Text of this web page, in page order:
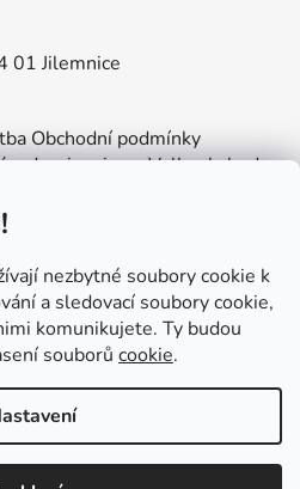
nezbytné soubory cookie k
a sledovací soubory cookie,
komunikujete. Ty budou
souborů cookie.
01 Jilemnice
Obchodní podmínky
a inspiraceVelkoobchod
605 077 705
Shoptet